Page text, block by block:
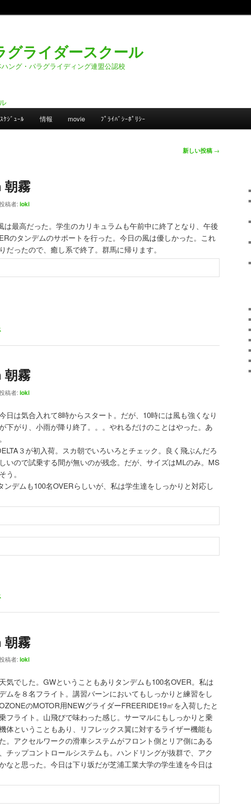
グライダースクール
ング・パラグライディング連盟公認校
ｽｹｼﾞｭｰﾙ 情報 movie ﾌﾟﾗｲﾊﾞｼｰﾎﾟﾘｼｰ
新しい投稿 →
朝霧
稿者:ioki
は最高だった。学生のカリキュラムも午前中に終了となり、午後
のタンデムのサポートを行った。今日の風は優しかった。これ
だったので、癒し系で終了。群馬に帰ります。
朝霧
稿者:ioki
日は気合入れて8時からスタート。だが、10時には風も強くなり
下がり、小雨が降り終了。。。やれるだけのことはやった。あ
３が初入荷。スカ朝でいろいろとチェック。良く飛ぶんだろ
いので試乗する間が無いのが残念。だが、サイズはMLのみ。MS
う。
ンデムも100名OVERらしいが、私は学生達をしっかりと対応し
朝霧
稿者:ioki
気でした。GWということもありタンデムも100名OVER。私は
ムを８名フライト。講習バーンにおいてもしっかりと練習をし
のMOTOR用NEWグライダーFREERIDE19㎡を入荷したと
フライト。山飛びで味わった感じ。サーマルにもしっかりと乗
体ということもあり、リフレックス翼に対するライザー機能も
。アクセルワークの滑車システムがフロント側とリア側にある
チップコントロールシステムも。ハンドリングが抜群で、アク
なと思った。今日は下り坂だが芝浦工業大学の学生達を今日は